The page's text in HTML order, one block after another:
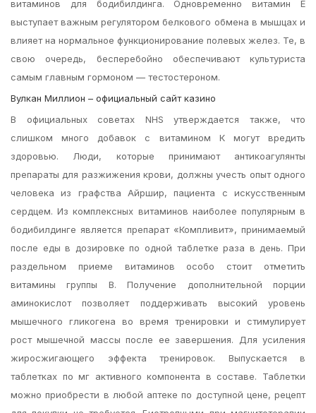
витаминов для бодибилдинга. Одновременно витамин Е
выступает важным регулятором белкового обмена в мышцах и
влияет на нормальное функционирование полевых желез. Те, в
свою очередь, бесперебойно обеспечивают культуриста
самым главным гормоном — тестостероном.
Вулкан Миллион – официальный сайт казино
В официальных советах NHS утверждается также, что
слишком много добавок с витамином К могут вредить
здоровью. Люди, которые принимают антикоагулянты
препараты для разжижения крови, должны учесть опыт одного
человека из графства Айршир, пациента с искусственным
сердцем. Из комплексных витаминов наиболее популярным в
бодибилдинге является препарат «Компливит», принимаемый
после еды в дозировке по одной таблетке раза в день. При
раздельном приеме витаминов особо стоит отметить
витамины группы B. Получение дополнительной порции
аминокислот позволяет поддерживать высокий уровень
мышечного гликогена во время тренировки и стимулирует
рост мышечной массы после ее завершения. Для усиления
жиросжигающего эффекта тренировок. Выпускается в
таблетках по мг активного компонента в составе. Таблетки
можно приобрести в любой аптеке по доступной цене, рецепт